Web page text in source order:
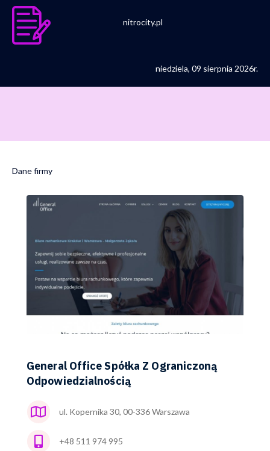
nitrocity.pl
niedziela, 09 sierpnia 2026r.
Dane firmy
General Office Spółka Z Ograniczoną
Odpowiedzialnością
ul. Kopernika 30, 00-336 Warszawa
+48 511 974 995